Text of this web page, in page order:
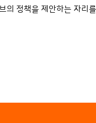
정책을 제안하는 자리